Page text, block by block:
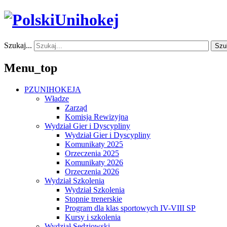
Szukaj...
Menu_top
PZUNIHOKEJA
Władze
Zarząd
Komisja Rewizyjna
Wydział Gier i Dyscypliny
Wydział Gier i Dyscypliny
Komunikaty 2025
Orzeczenia 2025
Komunikaty 2026
Orzeczenia 2026
Wydział Szkolenia
Wydział Szkolenia
Stopnie trenerskie
Program dla klas sportowych IV-VIII SP
Kursy i szkolenia